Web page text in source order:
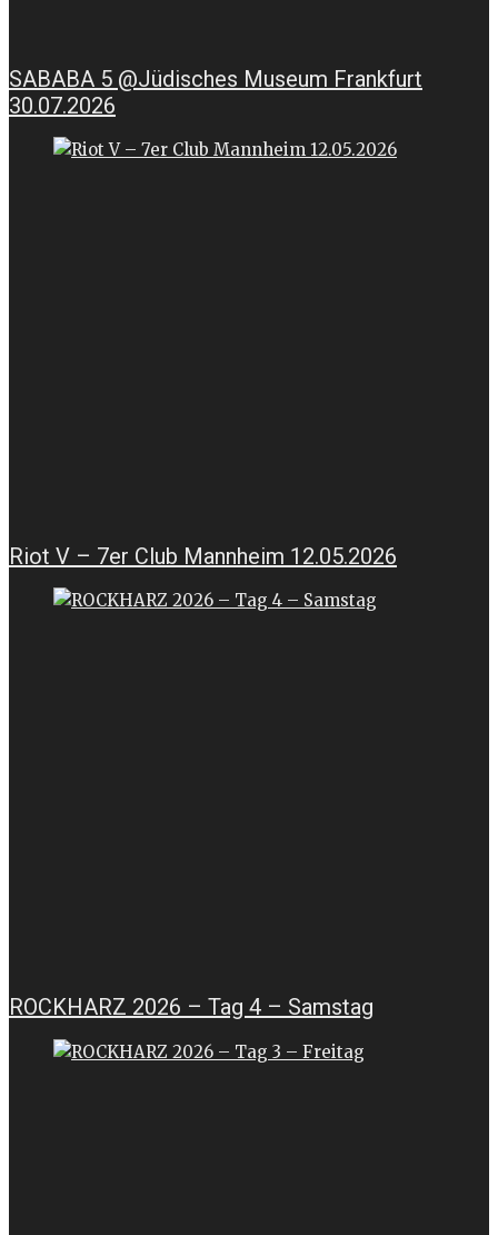
SABABA 5 @Jüdisches Museum Frankfurt
30.07.2026
Riot V – 7er Club Mannheim 12.05.2026
ROCKHARZ 2026 – Tag 4 – Samstag